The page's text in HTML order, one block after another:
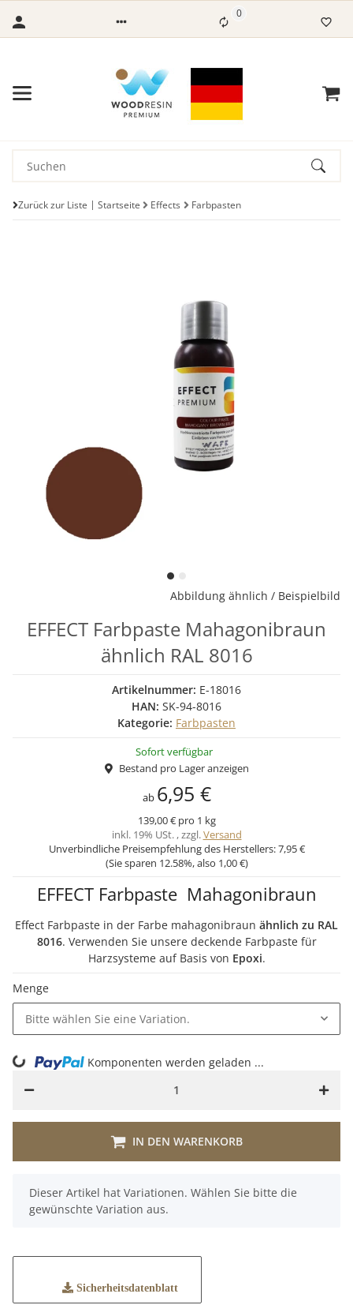
0
Zurück zur Liste Startseite Effects Farbpasten
Abbildung ähnlich / Beispielbild
EFFECT Farbpaste Mahagonibraun
ähnlich RAL 8016
Artikelnummer: E-18016
HAN: SK-94-8016
Kategorie: Farbpasten
Sofort verfügbar
Bestand pro Lager anzeigen
ab 6,95 €
139,00 € pro 1 kg
inkl. 19% USt. , zzgl. Versand
Unverbindliche Preisempfehlung des Herstellers:7,95 €
(Sie sparen 12.58%, also 1,00 €)
EFFECT Farbpaste Mahagonibraun
Effect Farbpaste in der Farbe mahagonibraun ähnlich zu RAL
8016. Verwenden Sie unsere deckende Farbpaste für
Harzsysteme auf Basis von Epoxi.
Menge
Bitte wählen Sie eine Variation.
IN DEN WARENKORB
Komponenten werden geladen ...
x
Dieser Artikel hat Variationen. Wählen Sie bitte die
gewünschte Variation aus.
Sicherheitsdatenblatt